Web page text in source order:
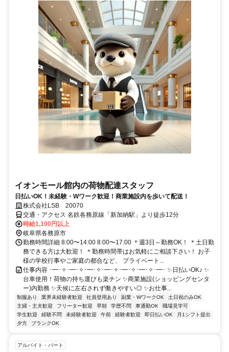
イオンモール館内の荷物配達スタッフ
日払いOK！未経験・Wワーク歓迎！商業施設内を歩いて配送！
株式会社LSB 20070
交通・アクセス 名鉄各務原線「新加納駅」より徒歩12分
時給1,100円以上
岐阜県各務原市
勤務時間詳細 8:00〜14:00 8:00〜17:00 ＊週3日～勤務OK！ ＊土日勤
務できる方は大歓迎！ ＊勤務時間帯はお気軽にご相談下さい！ お子
様の学校行事やご家庭の都合など、 プライベート...
仕事内容 ･━･✧･━･✧･━･✧･━･✧･━･✧･━･✧･━･ ✨日払いOK♪ ✨
台車使用！荷物の持ち運びも楽チン ✨商業施設(ショッピングセンタ
ー)内勤務 ✨天候に左右されず働きやすい◎ ✨お仕事...
制服あり 業界未経験者歓迎 社員登用あり 副業・WワークOK
土日祝のみOK
主婦・主夫歓迎
フリーター歓迎 早朝 学歴不問 車通勤OK
職場見学可
学生歓迎
経験不問 未経験者歓迎 午前 経験者歓迎 即日払いOK
月1シフト提出
夕方
ブランクOK
アルバイト・パート